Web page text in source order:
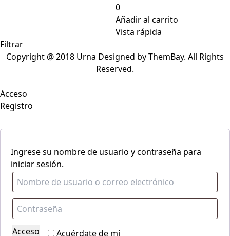
0
Añadir al carrito
Vista rápida
Filtrar
Copyright @ 2018 Urna Designed by ThemBay. All Rights
Reserved.
Acceso
Registro
Ingrese su nombre de usuario y contraseña para
iniciar sesión.
Acuérdate de mí
Acceso